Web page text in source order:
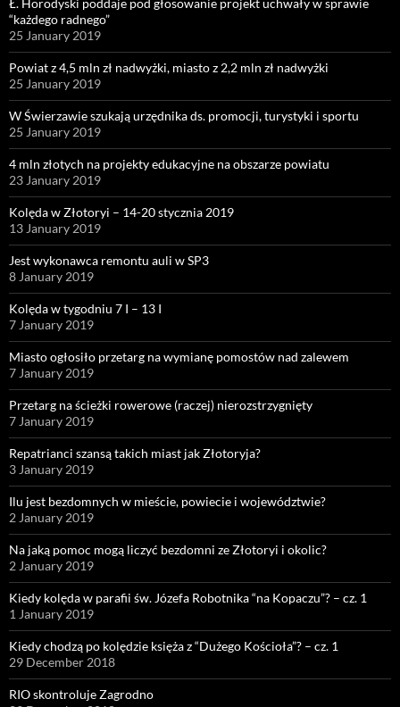
“każdego radnego”
25 January 2019
Powiat z 4,5 mln zł nadwyżki, miasto z 2,2 mln zł nadwyżki
25 January 2019
W Świerzawie szukają urzędnika ds. promocji, turystyki i sportu
25 January 2019
4 mln złotych na projekty edukacyjne na obszarze powiatu
23 January 2019
Kolęda w Złotoryi – 14-20 stycznia 2019
13 January 2019
Jest wykonawca remontu auli w SP3
8 January 2019
Kolęda w tygodniu 7 I – 13 I
7 January 2019
Miasto ogłosiło przetarg na wymianę pomostów nad zalewem
7 January 2019
Przetarg na ścieżki rowerowe (raczej) nierozstrzygnięty
7 January 2019
Repatrianci szansą takich miast jak Złotoryja?
3 January 2019
Ilu jest bezdomnych w mieście, powiecie i województwie?
2 January 2019
Na jaką pomoc mogą liczyć bezdomni ze Złotoryi i okolic?
2 January 2019
Kiedy kolęda w parafii św. Józefa Robotnika “na Kopaczu”? – cz. 1
1 January 2019
Kiedy chodzą po kolędzie księża z “Dużego Kościoła”? – cz. 1
29 December 2018
RIO skontroluje Zagrodno